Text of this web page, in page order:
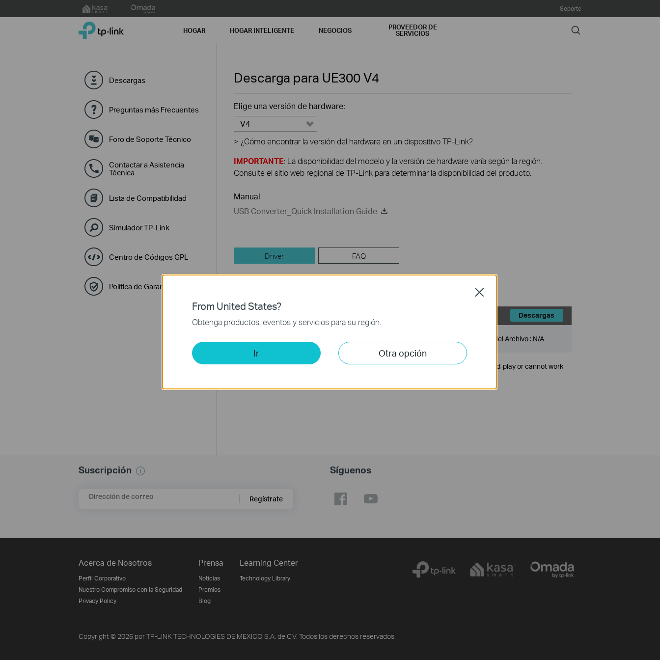
to
Soporte
TP-Link, Reliably Smart HOGAR HOGAR INTELIGENTE NEGOCIOS PROVEEDOR DE
SERVICIOS Search
Descargas
Preguntas más Frecuentes
Foro de Soporte Técnico
Contactar a Asistencia
Técnica
Lista de Compatibilidad
Simulador TP-Link
Centro de Códigos GPL
Política de Garantía y RMA
Descarga para UE300V4
Elige una versión de hardware:
V4
> ¿Cómo encontrar la versión del hardware en un dispositivo TP-Link?
IMPORTANTE: La disponibilidad del modelo y la versión de hardware varía según la región.
Consulte el sitio web regional de TP-Link para determinar la disponibilidad del producto.
Manual
USB Converter_Quick Installation Guide
Driver FAQ
Descargas
11-23
Tamaño del Archivo : N/A
Generally, UE300 and UE300C support plug-and-play. If your product is not plug-and-play or cannot work
Suscripción
Dirección de correo Regístrate
Síguenos
Acerca de Nosotros
Perfil Corporativo
Nuestro Compromiso con la Seguridad
Privacy Policy
Prensa
Noticias
Premios
Blog
Learning Center
Technology Library
Copyright © 2026 por TP-LINK TECHNOLOGIES DE MEXICO S.A. de C.V. Todos los derechos reservados.
From United States?
Obtenga productos, eventos y servicios para su región.
Ir Otra opción
Close